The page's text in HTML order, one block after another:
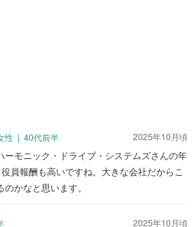
性 | 40代前半 2025年10月頃
ーモニック・ドライブ・システムズさんの年
員報酬も高いですね。大きな会社だからこ
かなと思います。
2025年10月頃